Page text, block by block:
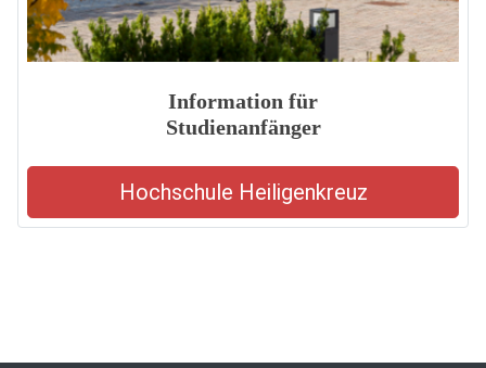
Information für
Studienanfänger
Hochschule Heiligenkreuz